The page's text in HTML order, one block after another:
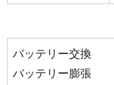
バッテリー交換
バッテリー膨張